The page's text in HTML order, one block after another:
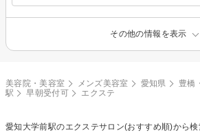
その他の情報を表示
美容院・美容室 メンズ美容室 愛知県 豊橋
駅
早朝受付可 エクステ
愛知大学前駅のエクステサロン(おすすめ順)から